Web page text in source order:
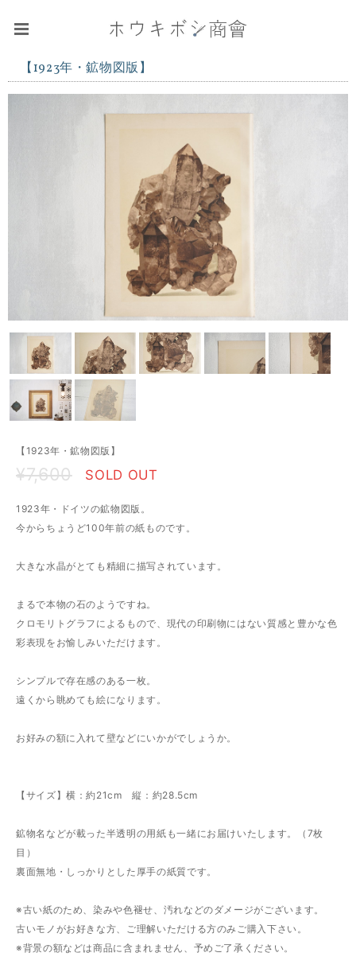
【1923年・鉱物図版】
【1923年・鉱物図版】
¥7,600 SOLD OUT
1923年・ドイツの鉱物図版。
今からちょうど100年前の紙ものです。
大きな水晶がとても精細に描写されています。
まるで本物の石のようですね。
クロモリトグラフによるもので、現代の印刷物にはない質感と豊かな色
彩表現をお愉しみいただけます。
シンプルで存在感のある一枚。
遠くから眺めても絵になります。
お好みの額に入れて壁などにいかがでしょうか。
【サイズ】横：約21cm 縦：約28.5cm
鉱物名などが載った半透明の用紙も一緒にお届けいたします。（7枚
目）
裏面無地・しっかりとした厚手の紙質です。
※古い紙のため、染みや色褪せ、汚れなどのダメージがございます。
古いモノがお好きな方、ご理解いただける方のみご購入下さい。
※背景の額などは商品に含まれません、予めご了承ください。